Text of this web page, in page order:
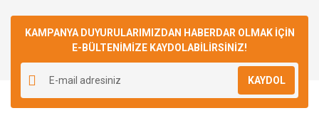
Yorum Yaz
kullanarak tarafımıza iletebilirsiniz.
Görüş ve önerileriniz için teşekkür ederiz.
Ürün resmi kalitesiz, bozuk veya görüntülenemiyor.
Ürün açıklamasında eksik bilgiler bulunuyor.
Ürün bilgilerinde hatalar bulunuyor.
KAMPANYA DUYURULARIMIZDAN HABERDAR OLMAK İÇİN
E-BÜLTENİMİZE KAYDOLABİLİRSİNİZ!
KAYDOL